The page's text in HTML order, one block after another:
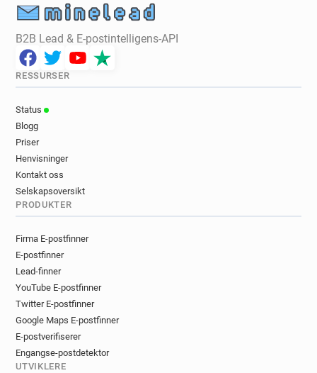
B2B Lead & E-postintelligens-API
RESSURSER
Status
Blogg
Priser
Henvisninger
Kontakt oss
Selskapsoversikt
PRODUKTER
Firma E-postfinner
E-postfinner
Lead-finner
YouTube E-postfinner
Twitter E-postfinner
Google Maps E-postfinner
E-postverifiserer
Engangse-postdetektor
UTVIKLERE